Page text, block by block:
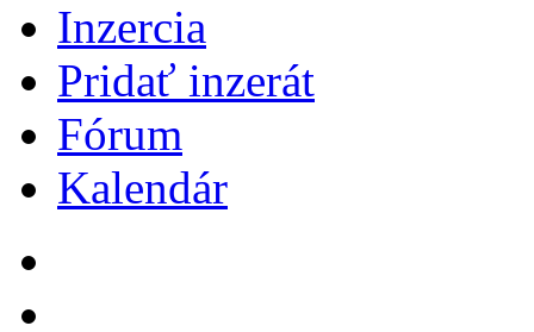
Inzercia
Pridať inzerát
Fórum
Kalendár